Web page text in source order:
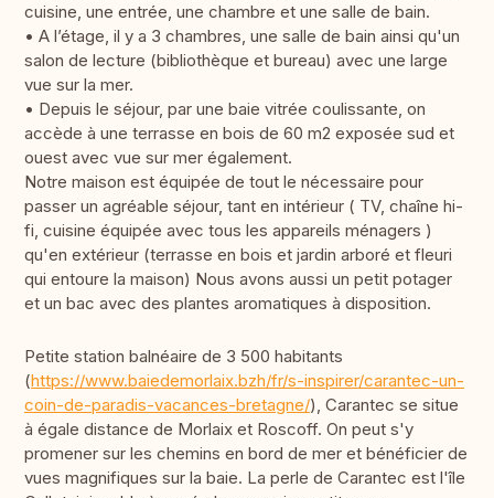
cuisine, une entrée, une chambre et une salle de bain.
• A l’étage, il y a 3 chambres, une salle de bain ainsi qu'un
salon de lecture (bibliothèque et bureau) avec une large
vue sur la mer.
• Depuis le séjour, par une baie vitrée coulissante, on
accède à une terrasse en bois de 60 m2 exposée sud et
ouest avec vue sur mer également.
Notre maison est équipée de tout le nécessaire pour
passer un agréable séjour, tant en intérieur ( TV, chaîne hi-
fi, cuisine équipée avec tous les appareils ménagers )
qu'en extérieur (terrasse en bois et jardin arboré et fleuri
qui entoure la maison) Nous avons aussi un petit potager
et un bac avec des plantes aromatiques à disposition.
Petite station balnéaire de 3 500 habitants
(https://www.baiedemorlaix.bzh/fr/s-inspirer/carantec-un-
coin-de-paradis-vacances-bretagne/), Carantec se situe
à égale distance de Morlaix et Roscoff. On peut s'y
promener sur les chemins en bord de mer et bénéficier de
vues magnifiques sur la baie. La perle de Carantec est l'île